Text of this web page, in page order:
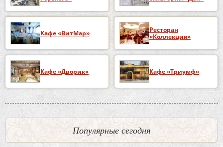
Кафе «ВитМар»
Ресторан
«Коллекция»
Кафе «Дворик» Кафе «Триумф»
Популярные сегодня